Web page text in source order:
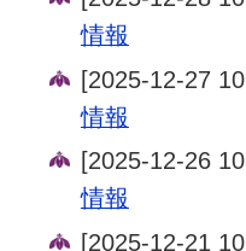
情報
[2025-12-27
情報
[2025-12-26
情報
[2025-12-21